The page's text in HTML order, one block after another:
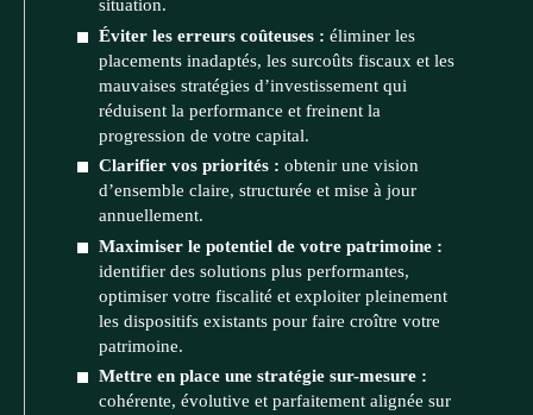
situation.
Éviter les erreurs coûteuses : éliminer les
placements inadaptés, les surcoûts fiscaux et les
mauvaises stratégies d’investissement qui
réduisent la performance et freinent la
progression de votre capital.
Clarifier vos priorités : obtenir une vision
d’ensemble claire, structurée et mise à jour
annuellement.
Maximiser le potentiel de votre patrimoine :
identifier des solutions plus performantes,
optimiser votre fiscalité et exploiter pleinement
les dispositifs existants pour faire croître votre
patrimoine.
Mettre en place une stratégie sur-mesure :
cohérente, évolutive et parfaitement alignée sur